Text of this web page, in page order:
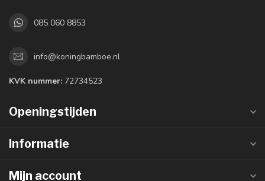
085 060 8853
info@koningbamboe.nl
KVK nummer: 72734523
Openingstijden
Informatie
Mijn account